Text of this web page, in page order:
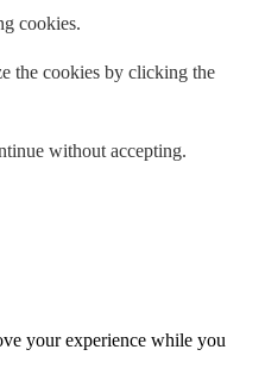
cookies.
the cookies by clicking the
without accepting.
your experience while you